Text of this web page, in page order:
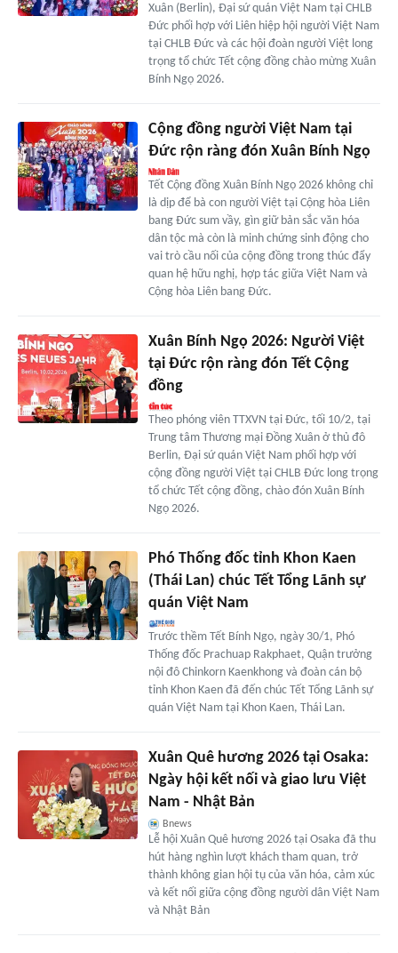
Xuân (Berlin), Đại sứ quán Việt Nam tại CHLB
Đức phối hợp với Liên hiệp hội người Việt Nam
tại CHLB Đức và các hội đoàn người Việt long
trọng tổ chức Tết cộng đồng chào mừng Xuân
Bính Ngọ 2026.
Cộng đồng người Việt Nam tại
Đức rộn ràng đón Xuân Bính Ngọ
Tết Cộng đồng Xuân Bính Ngọ 2026 không chỉ
là dịp để bà con người Việt tại Cộng hòa Liên
bang Đức sum vầy, gìn giữ bản sắc văn hóa
dân tộc mà còn là minh chứng sinh động cho
vai trò cầu nối của cộng đồng trong thúc đẩy
quan hệ hữu nghị, hợp tác giữa Việt Nam và
Cộng hòa Liên bang Đức.
Xuân Bính Ngọ 2026: Người Việt
tại Đức rộn ràng đón Tết Cộng
đồng
Theo phóng viên TTXVN tại Đức, tối 10/2, tại
Trung tâm Thương mại Đồng Xuân ở thủ đô
Berlin, Đại sứ quán Việt Nam phối hợp với
cộng đồng người Việt tại CHLB Đức long trọng
tổ chức Tết cộng đồng, chào đón Xuân Bính
Ngọ 2026.
Phó Thống đốc tỉnh Khon Kaen
(Thái Lan) chúc Tết Tổng Lãnh sự
quán Việt Nam
Trước thềm Tết Bính Ngọ, ngày 30/1, Phó
Thống đốc Prachuap Rakphaet, Quận trưởng
nội đô Chinkorn Kaenkhong và đoàn cán bộ
tỉnh Khon Kaen đã đến chúc Tết Tổng Lãnh sự
quán Việt Nam tại Khon Kaen, Thái Lan.
Xuân Quê hương 2026 tại Osaka:
Ngày hội kết nối và giao lưu Việt
Nam - Nhật Bản
Bnews
Lễ hội Xuân Quê hương 2026 tại Osaka đã thu
hút hàng nghìn lượt khách tham quan, trở
thành không gian hội tụ của văn hóa, cảm xúc
và kết nối giữa cộng đồng người dân Việt Nam
và Nhật Bản